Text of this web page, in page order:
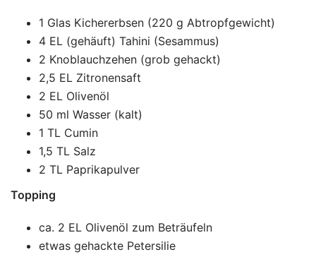
1 Glas Kichererbsen (220 g Abtropfgewicht)
4 EL (gehäuft) Tahini (Sesammus)
2 Knoblauchzehen (grob gehackt)
2,5 EL Zitronensaft
2 EL Olivenöl
50 ml Wasser (kalt)
1 TL Cumin
1,5 TL Salz
2 TL Paprikapulver
Topping
ca. 2 EL Olivenöl zum Beträufeln
etwas gehackte Petersilie